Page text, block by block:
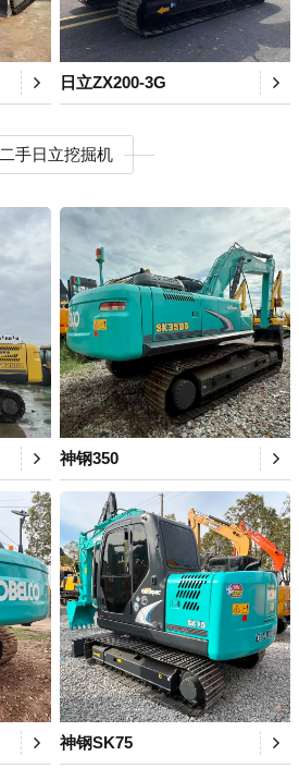
日立ZX200-3G
二手日立挖掘机
神钢350
神钢SK75